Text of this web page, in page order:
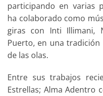
participando en varias
ha colaborado como
giras con Inti Illimani,
Puerto, en una tradición
de las olas.
Entre sus trabajos
Estrellas; Alma Adentro